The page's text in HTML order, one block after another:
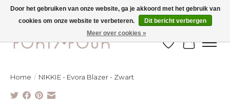
Ontdek de nieuwe najaarscollectie nu in de winkel - selectie online
Verlanglijst
Home / NIKKIE - Evora Blazer - Zwart
Door het gebruiken van onze website, ga je akkoord met het gebruik van
cookies om onze website te verbeteren.
Dit bericht verbergen
Meer over cookies »